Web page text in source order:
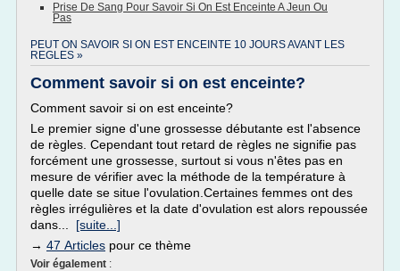
Prise De Sang Pour Savoir Si On Est Enceinte A Jeun Ou
Pas
PEUT ON SAVOIR SI ON EST ENCEINTE 10 JOURS AVANT LES
REGLES »
Comment savoir si on est enceinte?
Comment savoir si on est enceinte?
Le premier signe d'une grossesse débutante est l'absence
de règles. Cependant tout retard de règles ne signifie pas
forcément une grossesse, surtout si vous n'êtes pas en
mesure de vérifier avec la méthode de la température à
quelle date se situe l'ovulation.Certaines femmes ont des
règles irrégulières et la date d'ovulation est alors repoussée
dans... [suite...]
→ 47 Articles pour ce thème
Voir également :